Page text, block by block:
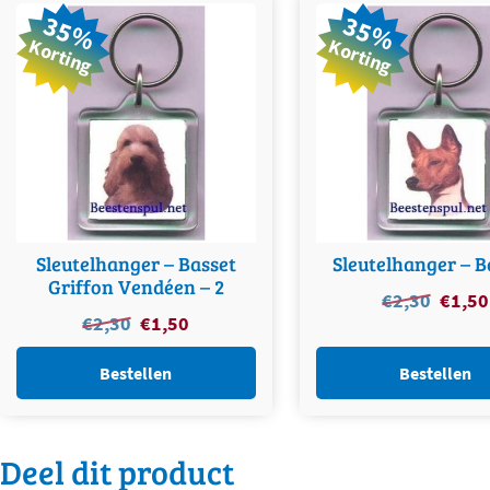
35%
Korting
Sleutelhanger – Basset
Griffon Vendéen – 2
€2,30 Oorspronkelijke
prijs
was:
€2,30.
€1,50
prijs
€1,50.
Bestellen
35%
Korting
Sleutelhanger –
€2,30
was:
€2,30.
€1,50
Bestellen
Deel dit product